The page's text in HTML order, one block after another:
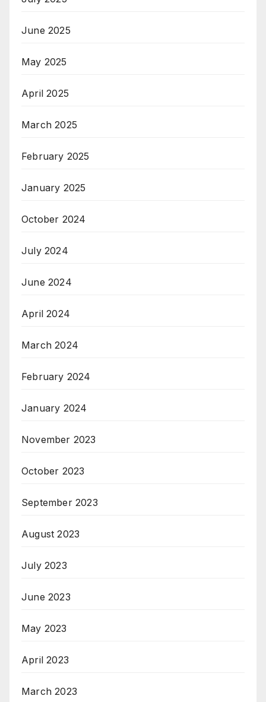
June 2025
May 2025
April 2025
March 2025
February 2025
January 2025
October 2024
July 2024
June 2024
April 2024
March 2024
February 2024
January 2024
November 2023
October 2023
September 2023
August 2023
July 2023
June 2023
May 2023
April 2023
March 2023